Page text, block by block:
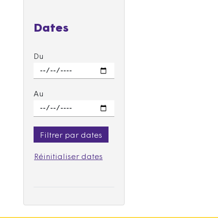
Dates
Du
Au
Filtrer par dates
Réinitialiser dates